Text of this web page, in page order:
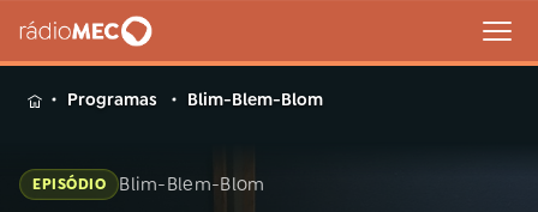
MENUProgramas Blim-Blem-Blom
EPISÓDIO Blim-Blem-Blom